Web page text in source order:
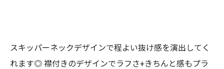
スキッパーネックデザインで程よい抜け感を演出してく
れます◎ 襟付きのデザインでラフさ+きちんと感もプラ